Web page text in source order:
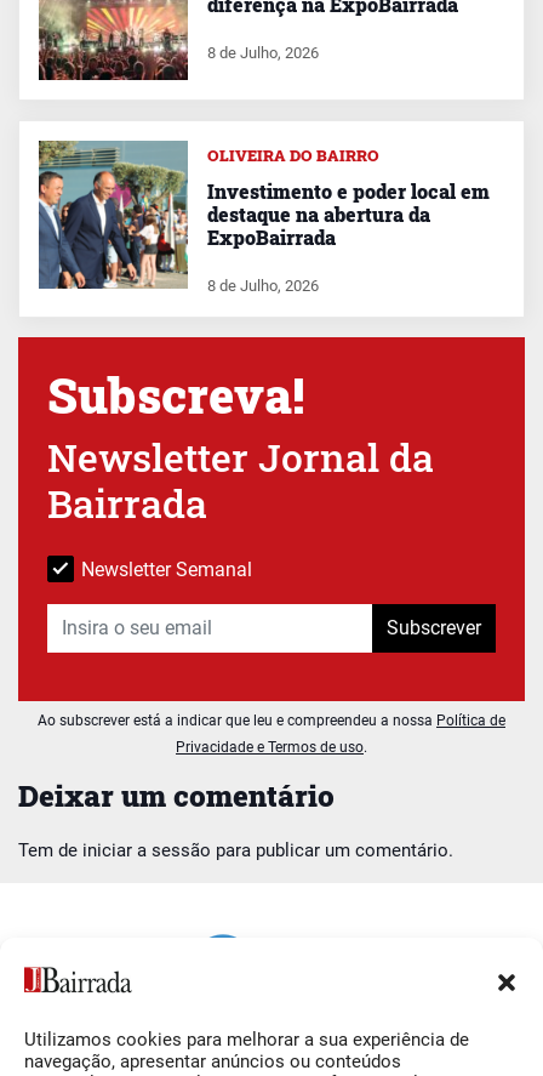
Utilizamos cookies para melhorar a sua experiência de
navegação, apresentar anúncios ou conteúdos
Deixar um comentário
Tem de iniciar a sessão para publicar um comentário.
8 de Julho, 2026
OLIVEIRA DO BAIRRO
Investimento e poder local em
destaque na abertura da
ExpoBairrada
8 de Julho, 2026
Subscreva!
Newsletter Jornal da
Bairrada
Newsletter Semanal
Subscrever
Ao subscrever está a indicar que leu e compreendeu a nossa Política de
Privacidade e Termos de uso.
Siga-nos O Jornal da Bairrada